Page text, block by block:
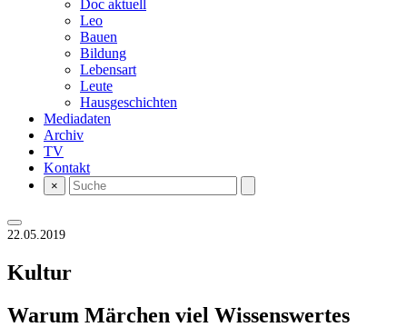
Doc aktuell
Leo
Bauen
Bildung
Lebensart
Leute
Hausgeschichten
Mediadaten
Archiv
TV
Kontakt
×
22.05.2019
Kultur
Warum Märchen viel Wissenswertes